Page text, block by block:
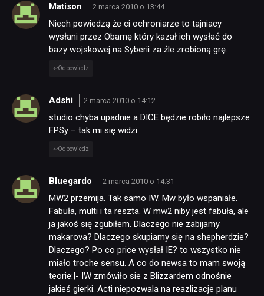
Matison 2 marca 2010 o 13:44
Niech powiedzą że ci ochroniarze to tajniacy
wysłani przez Obamę który kazał ich wysłać do
bazy wojskowej na Syberii za źle zrobioną grę.
Odpowiedz
Adshi 2 marca 2010 o 14:12
studio chyba upadnie a DICE będzie robiło najlepsze
FPSy – tak mi się widzi
Odpowiedz
Bluegardo 2 marca 2010 o 14:31
MW2 przemija. Tak samo IW. Mw było wspaniałe.
Fabuła, multi i ta reszta. W mw2 niby jest fabuła, ale
ja jakoś się zgubiłem. Dlaczego nie zabijamy
makarova? Dlaczego skupiamy się na shepherdzie?
Dlaczego? Po co price wysłał IE? to wszystko nie
miało troche sensu. A co do newsa to mam swoją
teorie:|- IW zmówiło sie z Blizzardem odnośnie
jakieś gierki. Acti niepozwala na reazlizacje planu